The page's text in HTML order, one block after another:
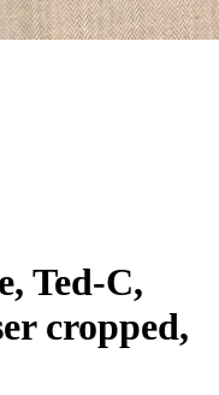
Ted-C,
cropped,